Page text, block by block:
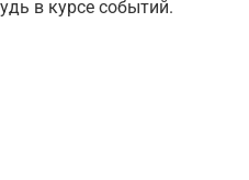
в курсе событий.